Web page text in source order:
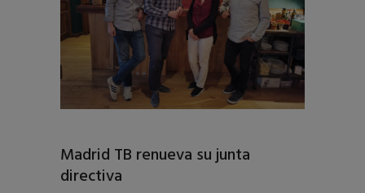
Madrid TB renueva su junta
directiva